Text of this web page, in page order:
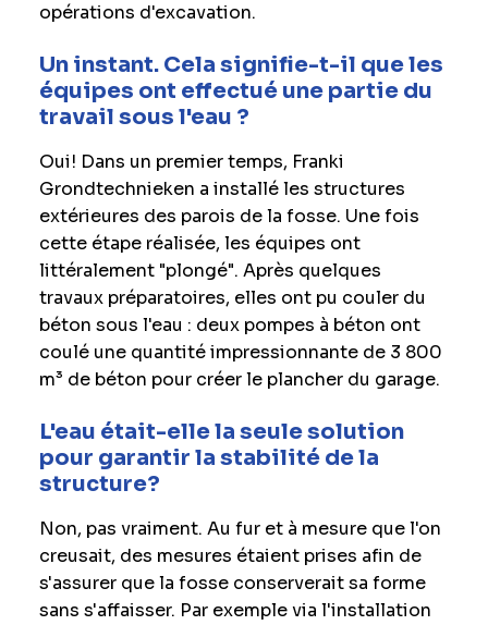
opérations d'excavation.
Un instant. Cela signifie-t-il que les
équipes ont effectué une partie du
travail sous l'eau ?
Oui! Dans un premier temps, Franki
Grondtechnieken a installé les structures
extérieures des parois de la fosse. Une fois
cette étape réalisée, les équipes ont
littéralement "plongé". Après quelques
travaux préparatoires, elles ont pu couler du
béton sous l'eau : deux pompes à béton ont
coulé une quantité impressionnante de 3 800
m³ de béton pour créer le plancher du garage.
L'eau était-elle la seule solution
pour garantir la stabilité de la
structure?
Non, pas vraiment. Au fur et à mesure que l'on
creusait, des mesures étaient prises afin de
s'assurer que la fosse conserverait sa forme
sans s'affaisser. Par exemple via l'installation